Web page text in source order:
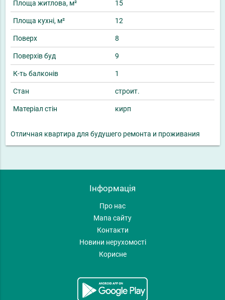
Площа житлова, м² 15
Площа кухні, м² 12
Поверх 8
Поверхів буд 9
К-ть балконів 1
Стан строит.
Матеріал стін кирп
Отличная квартира для будушего ремонта и проживания
Інформація
Про нас
Мапа сайту
Контакти
Новини нерухомості
Корисне